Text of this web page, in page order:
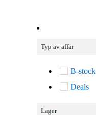
Typ av affär
B-stock
Deals
Lager